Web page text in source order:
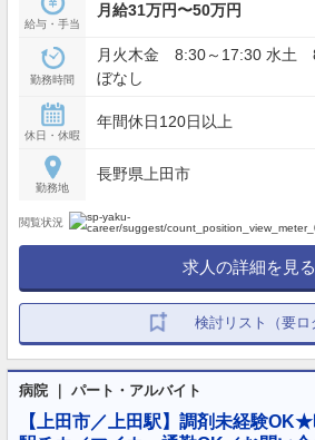
給与・手当
月給31万円〜50万円
勤務時間
月火木金 8:30～17:30 水土 8:30
ぼなし
休日・休暇
年間休日120日以上
勤務地
長野県上田市
閲覧状況
求人の詳細を見る
検討リスト（要ロ
病院 ｜ パート・アルバイト
【上田市／上田駅】調剤未経験